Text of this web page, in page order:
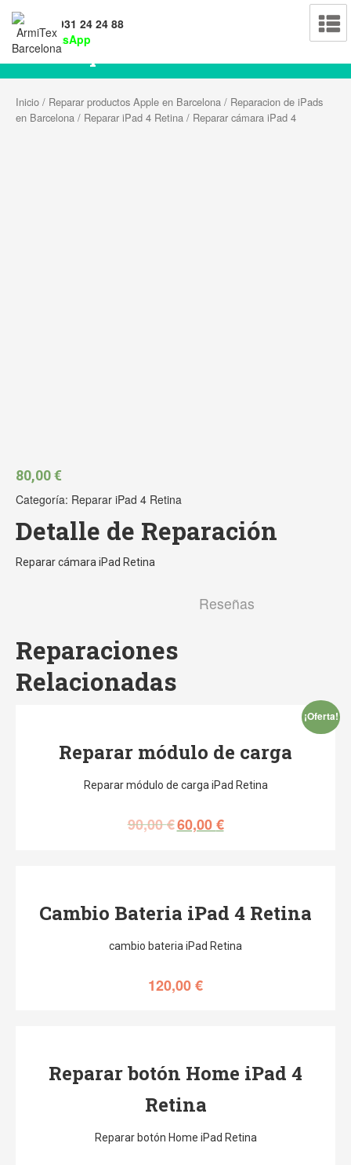
Tel: 931 24 24 88
WhatsApp
Reparar cámara iPad 4
Inicio / Reparar productos Apple en Barcelona / Reparacion de iPads
en Barcelona / Reparar iPad 4 Retina / Reparar cámara iPad 4
80,00€
Categoría: Reparar iPad 4 Retina
Detalle de Reparación
Reparar cámara iPad Retina
Reseñas
Reparaciones
Relacionadas
¡Oferta!
Reparar módulo de carga
Reparar módulo de carga iPad Retina
90,00€60,00€
Cambio Bateria iPad 4 Retina
cambio bateria iPad Retina
120,00€
Reparar botón Home iPad 4
Retina
Reparar botón Home iPad Retina